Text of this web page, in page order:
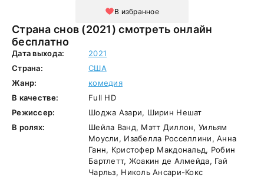
Страна снов (2021) смотреть онлайн
бесплатно
В избранное
Дата выхода:
2021
Страна:
США
Жанр:
комедия
В качестве:
Full HD
Режиссер:
Шоджа Азари, Ширин Нешат
В ролях:
Шейла Ванд, Мэтт Диллон, Уильям
Моусли, Изабелла Росселлини, Анна
Ганн, Кристофер Макдональд, Робин
Бартлетт, Жоакин де Алмейда, Гай
Чарльз, Николь Ансари-Кокс